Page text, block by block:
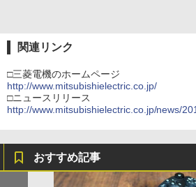
関連リンク
□三菱電機のホームページ
http://www.mitsubishielectric.co.jp/
□ニュースリリース
http://www.mitsubishielectric.co.jp/news/
おすすめ記事